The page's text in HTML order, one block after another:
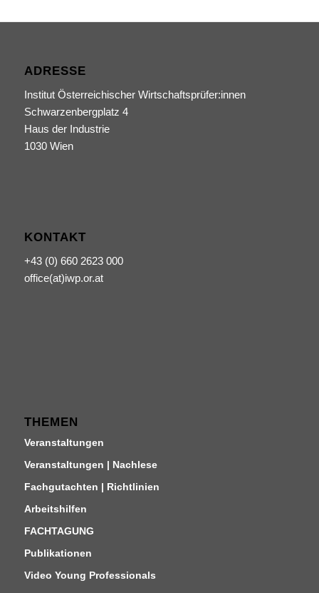
ADRESSE
Institut Österreichischer Wirtschaftsprüfer:innen
Schwarzenbergplatz 4
Haus der Industrie
1030 Wien
KONTAKT
+43 (0) 660 2623 000
office(at)iwp.or.at
THEMEN
Veranstaltungen
Veranstaltungen | Nachlese
Fachgutachten | Richtlinien
Arbeitshilfen
FACHTAGUNG
Publikationen
Video Young Professionals